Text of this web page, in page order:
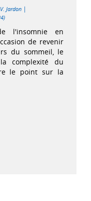
V. Jardon |
l'insomnie en
de revenir
du sommeil, le
complexité du
le point sur la